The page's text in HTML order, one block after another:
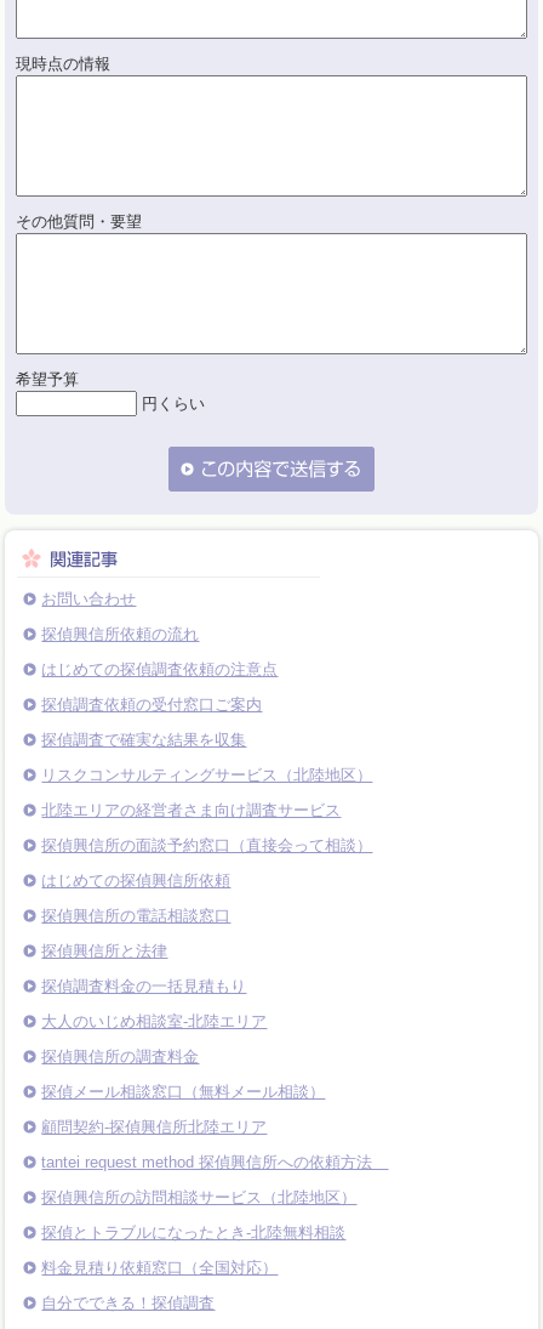
現時点の情報
その他質問・要望
希望予算
円くらい
お問い合わせ
探偵興信所依頼の流れ
はじめての探偵調査依頼の注意点
探偵調査依頼の受付窓口ご案内
探偵調査で確実な結果を収集
リスクコンサルティングサービス（北陸地区）
北陸エリアの経営者さま向け調査サービス
探偵興信所の面談予約窓口（直接会って相談）
はじめての探偵興信所依頼
探偵興信所の電話相談窓口
探偵興信所と法律
探偵調査料金の一括見積もり
大人のいじめ相談室-北陸エリア
探偵興信所の調査料金
探偵メール相談窓口（無料メール相談）
顧問契約-探偵興信所北陸エリア
tantei request method 探偵興信所への依頼方法
探偵興信所の訪問相談サービス（北陸地区）
探偵とトラブルになったとき-北陸無料相談
料金見積り依頼窓口（全国対応）
自分でできる！探偵調査